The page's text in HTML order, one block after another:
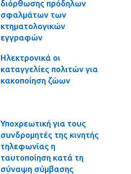
διόρθωσης πρόδηλων
σφαλμάτων των
κτηματολογικών
εγγραφών
Ηλεκτρονικά οι
καταγγελίες πολιτών για
κακοποίηση ζώων
Υποχρεωτική για τους
συνδρομητές της κινητής
τηλεφωνίας η
ταυτοποίηση κατά τη
σύναψη σύμβασης